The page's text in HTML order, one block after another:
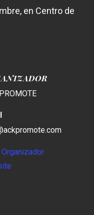
en Centro de